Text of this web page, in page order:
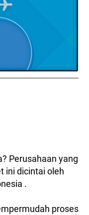
Perusahaan yang
ini dicintai oleh
.
proses